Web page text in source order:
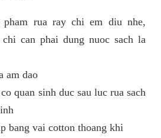
rua ray chi em diu nhe,
can phai dung nuoc sach la
am dao
quan sinh duc sau luc rua sach
bang vai cotton thoang khi